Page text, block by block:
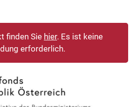
finden Sie hier. Es ist keine
erforderlich.